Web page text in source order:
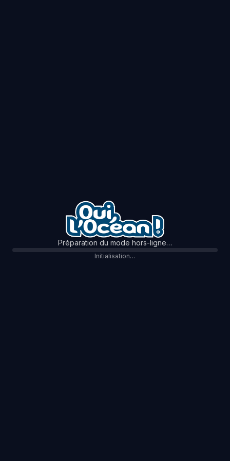
Préparation du mode hors-ligne…
Initialisation…